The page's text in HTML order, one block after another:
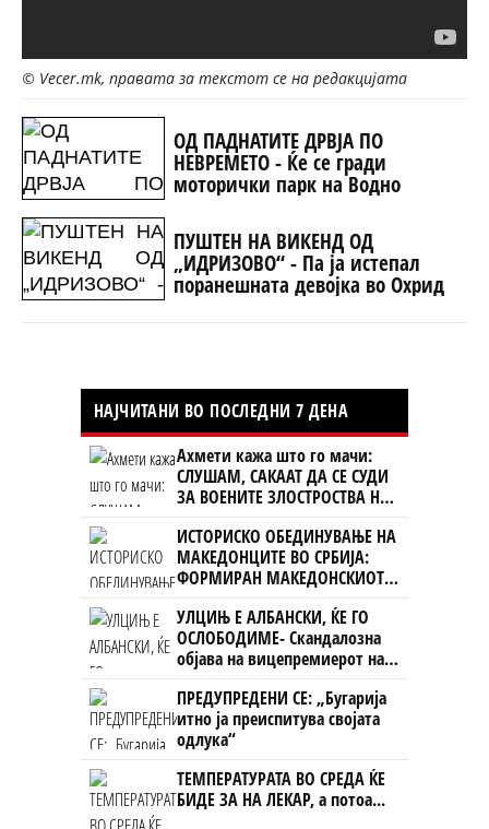
© Vecer.mk, правата за текстот се на редакцијата
ОД ПАДНАТИТЕ ДРВЈА ПО
НЕВРЕМЕТО - Ќе се гради
моторички парк на Водно
ПУШТЕН НА ВИКЕНД ОД
„ИДРИЗОВО“ - Па ја истепал
поранешната девојка во Охрид
НАЈЧИТАНИ ВО ПОСЛЕДНИ 7 ДЕНА
Ахмети кажа што го мачи:
СЛУШАМ, САКААТ ДА СЕ СУДИ
ЗА ВОЕНИТЕ ЗЛОСТРОСТВА НА
УЧК...
ИСТОРИСКО ОБЕДИНУВАЊЕ НА
МАКЕДОНЦИТЕ ВО СРБИЈА:
ФОРМИРАН МАКЕДОНСКИОТ
НАЦИОНАЛЕН СОЈУЗ
УЛЦИЊ Е АЛБАНСКИ, ЌЕ ГО
ОСЛОБОДИМЕ- Скандалозна
објава на вицепремиерот на
Црна Гора
ПРЕДУПРЕДЕНИ СЕ: „Бугарија
итно ја преиспитува својата
одлука“
ТЕМПЕРАТУРАТА ВО СРЕДА ЌЕ
БИДЕ ЗА НА ЛЕКАР, а потоа...